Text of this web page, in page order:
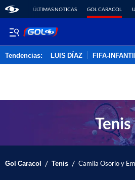
ÚLTIMAS NOTICAS GOL CARACOL
Tendencias: LUIS DÍAZ FIFA-
Gol Caracol / Tenis / Camila Osorio y